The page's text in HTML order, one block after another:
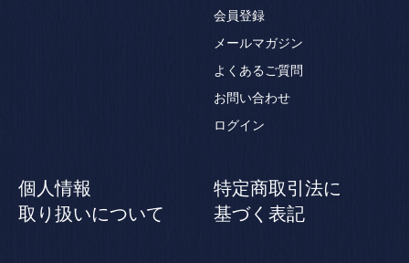
会員登録
メールマガジン
よくあるご質問
お問い合わせ
ログイン
個人情報
取り扱いについて
特定商取引法に
基づく表記